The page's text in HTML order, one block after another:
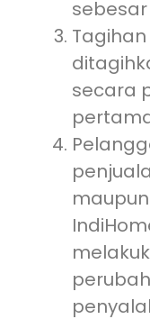
sebesar
secara